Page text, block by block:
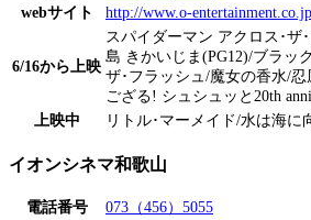
webサイト
http://www.o-
6/16から上映
スパイダーマン アクロス･ザ
島 きかいじま(PG12)/ブラッ
ザ･フラッシュ/魔女の香水/
ござる! シュシュッと20th
上映中
リトル･マーメイド/水は海に
イオンシネマ和歌山
電話番号
073（456）5055